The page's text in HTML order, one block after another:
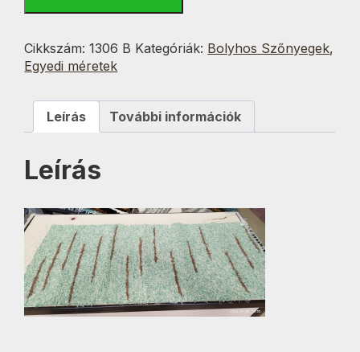
60x140
cm
mennyiség
Cikkszám:1306 B Kategóriák: Bolyhos Szőnyegek,
Egyedi méretek
Leírás További információk
Leírás